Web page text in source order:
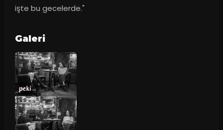
işte bu gecelerde."
Galeri